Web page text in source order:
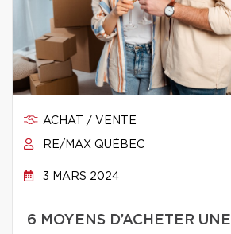
ACHAT / VENTE
RE/MAX QUÉBEC
3 MARS 2024
6 MOYENS D’ACHETER